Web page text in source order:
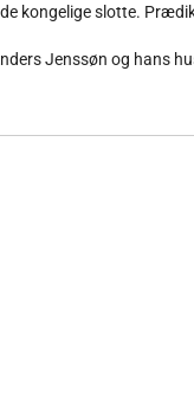
kongelige slotte.
Jenssøn og hans